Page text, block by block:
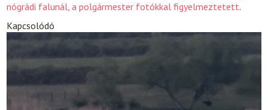
nógrádi falunál, a polgármester fotókkal figyelmeztetett.
Kapcsolódó